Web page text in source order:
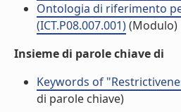
Ontologia di riferimento
(ICT.P08.007.001)(Modulo)
Insieme di parole chiave di
Keywords of
di parole chiave)